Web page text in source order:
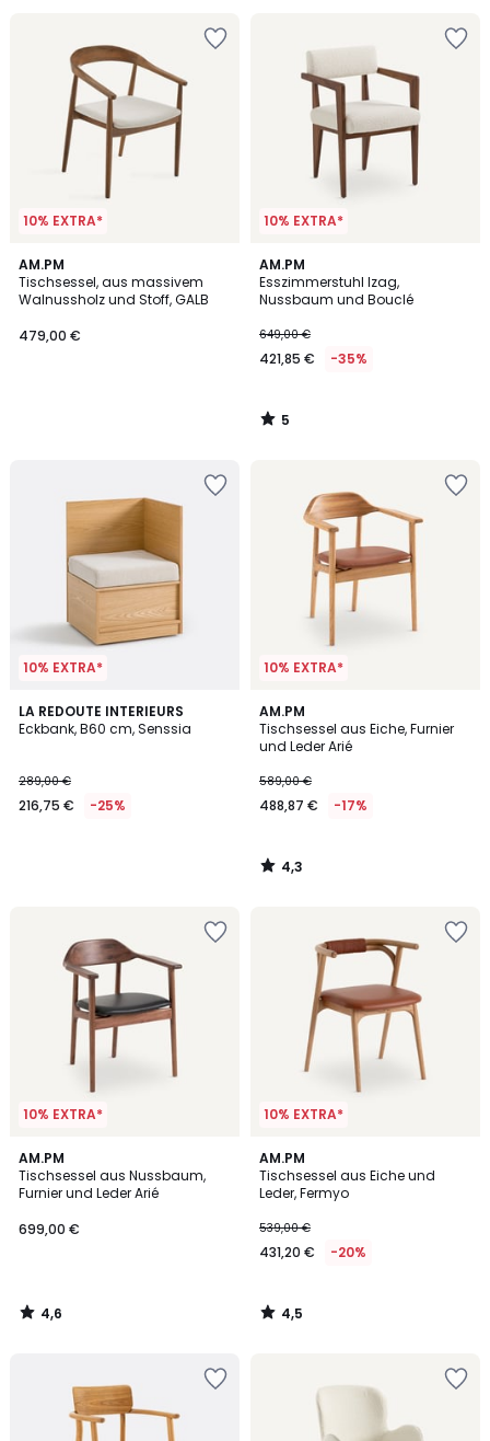
10% EXTRA*
AM.PM
Tischsessel, aus massivem
Walnussholz und Stoff, GALB
479,00 €
10% EXTRA*
AM.PM
Esszimmerstuhl Izag,
Nussbaum und Bouclé
649,00 €
421,85 € -35%
5
/
5
5
/
10% EXTRA*
LA REDOUTE INTERIEURS
Eckbank, B60 cm, Senssia
289,00 €
216,75 € -25%
10% EXTRA*
AM.PM
Tischsessel aus Eiche, Furnier
und Leder Arié
589,00 €
488,87 € -17%
4,3
/ 5
4,3
/
10% EXTRA*
AM.PM
Tischsessel aus Nussbaum,
Furnier und Leder Arié
699,00 €
4,6
/ 5
4,6
/
10% EXTRA*
AM.PM
Tischsessel aus Eiche und
Leder, Fermyo
539,00 €
431,20 € -20%
4,5
/ 5
4,5
/